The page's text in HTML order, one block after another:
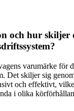
och hur skiljer
varumärke för
Det skiljer sig
och effektivt,
i olika